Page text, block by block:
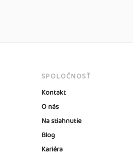
SPOLOČNOSŤ
Kontakt
O nás
Na stiahnutie
Blog
Kariéra